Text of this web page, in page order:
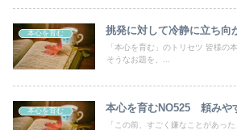
本心を育む 挑発に対して冷静に立ち向
「本心を育む」のトリセツ 皆様の
そうなお題を、...
本心を育む 本心を育むNO525 頼みや
「この前、すごく嫌なことがあっ